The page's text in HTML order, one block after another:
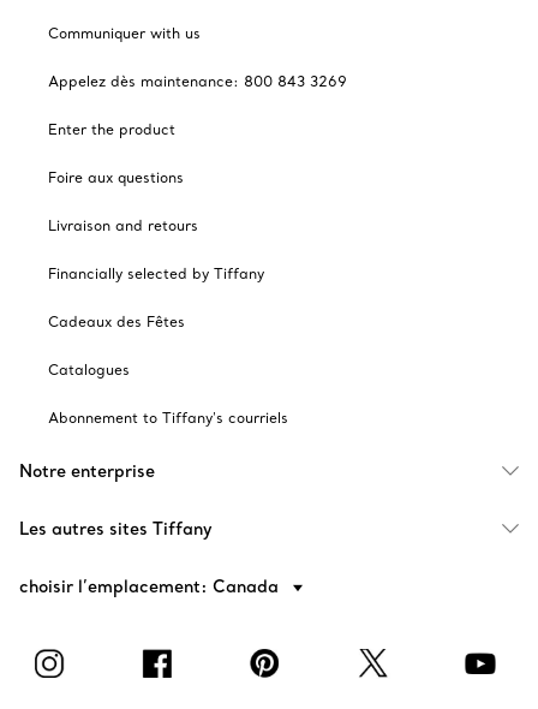
Communiquer with us
Appelez dès maintenance: 800 843 3269
Enter the product
Foire aux questions
Livraison and retours
Financially selected by Tiffany
Cadeaux des Fêtes
Catalogues
Abonnement to Tiffany's courriels
Notre enterprise
Les autres sites Tiffany
choisir l’emplacement: Canada